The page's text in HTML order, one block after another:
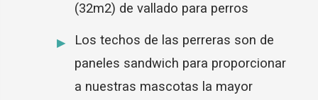
(32m2) de vallado para perros
Los techos de las perreras son de
paneles sandwich para proporcionar
a nuestras mascotas la mayor